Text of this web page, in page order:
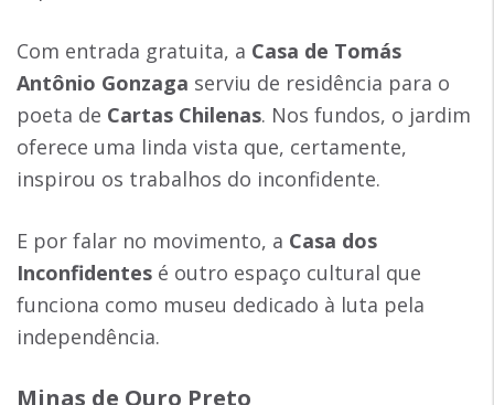
Com entrada gratuita, a Casa de Tomás
Antônio Gonzaga serviu de residência para o
poeta de Cartas Chilenas. Nos fundos, o jardim
oferece uma linda vista que, certamente,
inspirou os trabalhos do inconfidente.
E por falar no movimento, a Casa dos
Inconfidentes é outro espaço cultural que
funciona como museu dedicado à luta pela
independência.
Minas de Ouro Preto